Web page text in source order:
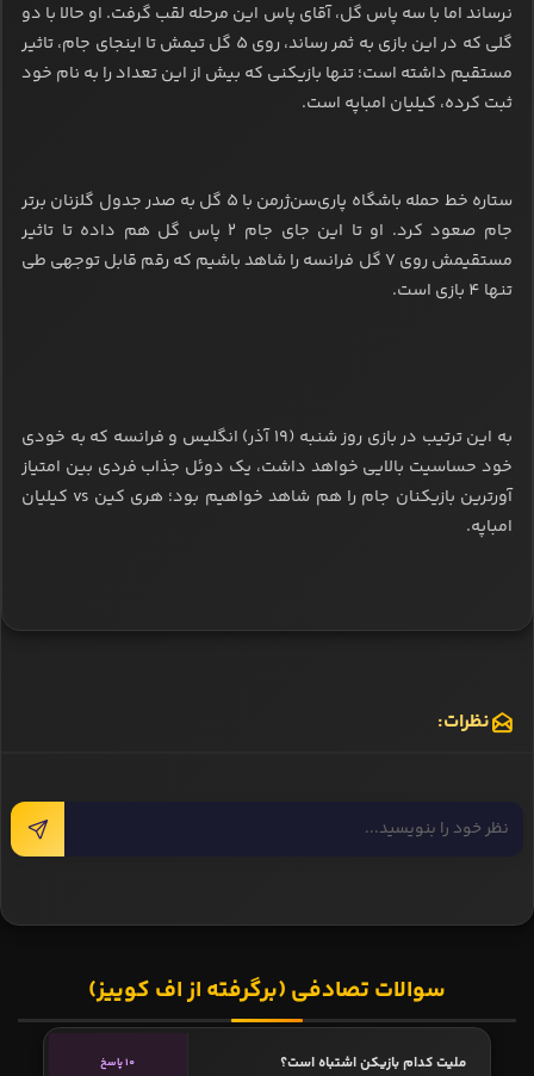
نرساند اما با سه پاس گل، آقای پاس این مرحله لقب گرفت. او حالا با دو
گلی که در این بازی به ثمر رساند، روی 5 گل تیمش تا اینجای جام، تاثیر
مستقیم داشته است؛ تنها بازیکنی که بیش از این تعداد را به نام خود
ثبت کرده، کیلیان امباپه است.
ستاره خط حمله باشگاه پاری‌سن‌ژرمن با 5 گل به صدر جدول گلزنان برتر
جام صعود کرد. او تا این جای جام 2 پاس گل هم داده تا تاثیر
مستقیمش روی 7 گل فرانسه را شاهد باشیم که رقم قابل توجهی طی
تنها 4 بازی است.
به این ترتیب در بازی روز شنبه (19 آذر) انگلیس و فرانسه که به خودی
خود حساسیت بالایی خواهد داشت، یک دوئل جذاب فردی بین امتیاز
آورترین بازیکنان جام را هم شاهد خواهیم بود؛ هری کین vs کیلیان
امباپه.
نظرات:
سوالات تصادفی (برگرفته از اف کوییز)
ملیت کدام بازیکن اشتباه است؟ 10 پاسخ